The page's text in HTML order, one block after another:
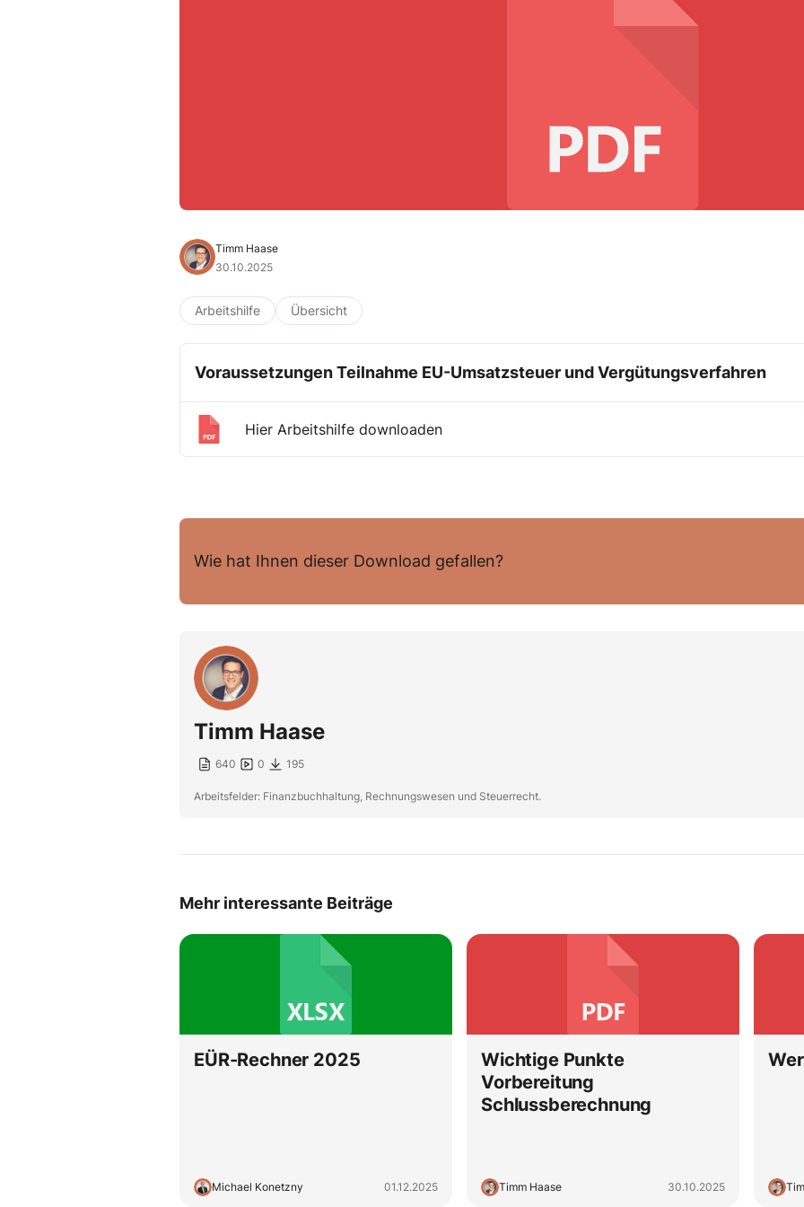
Timm Haase
30.10.2025
Arbeitshilfe Übersicht
Voraussetzungen Teilnahme EU-Umsatzsteuer und Vergütungsverfahren
Hier Arbeitshilfe downloaden
Wie hat Ihnen dieser Download gefallen?
Timm Haase
640 0 195
Arbeitsfelder: Finanzbuchhaltung, Rechnungswesen und Steuerrecht.
Mehr interessante Beiträge
EÜR-Rechner 2025
Michael Konetzny 01.12.2025
Wichtige Punkte
Vorbereitung
Schlussberechnung
Timm Haase 30.10.2025